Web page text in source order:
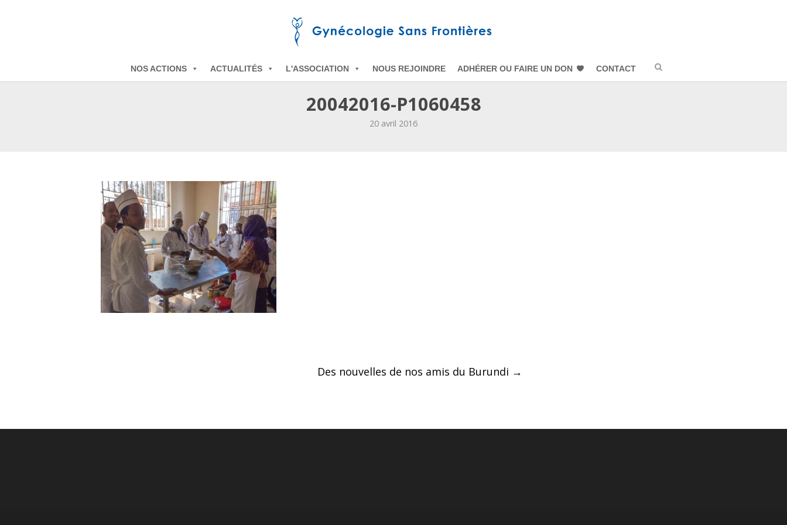
L'ASSOCIATION
NOS ACTIONS ACTUALITÉS NOUS REJOINDRE ADHÉRER OU FAIRE UN DON CONTACT
20042016-P1060458
20 avril 2016
Des nouvelles de nos amis du Burundi →